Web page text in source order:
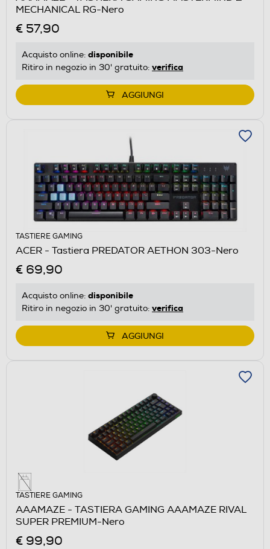
MECHANICAL RG-Nero
€ 57,90
Acquisto online: disponibile
Ritiro in negozio in 30' gratuito: verifica
AGGIUNGI
TASTIERE GAMING
ACER - Tastiera PREDATOR AETHON 303-Nero
€ 69,90
Acquisto online: disponibile
Ritiro in negozio in 30' gratuito: verifica
AGGIUNGI
TASTIERE GAMING
AAAMAZE - TASTIERA GAMING AAAMAZE RIVAL
SUPER PREMIUM-Nero
€ 99,90